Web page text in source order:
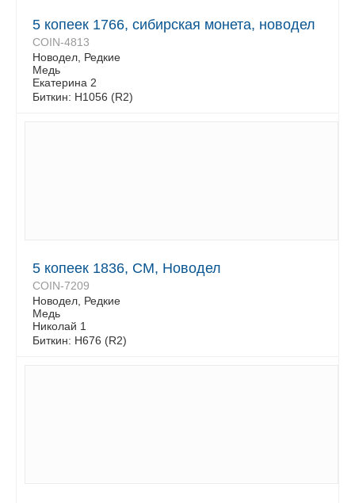
5 копеек 1766, сибирская монета, новодел
COIN-4813
Новодел, Редкие
Медь
Екатерина 2
Биткин: Н1056 (R2)
5 копеек 1836, СМ, Новодел
COIN-7209
Новодел, Редкие
Медь
Николай 1
Биткин: Н676 (R2)